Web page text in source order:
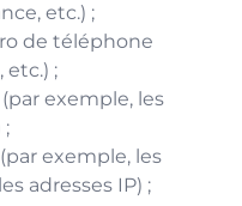
etc.) ;
de téléphone
etc.) ;
exemple, les
;
exemple, les
adresses IP) ;